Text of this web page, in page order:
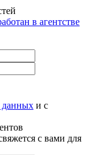
в агентстве
данных и с
с вами для